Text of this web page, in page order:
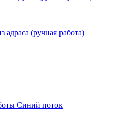
(ручная работа)
+